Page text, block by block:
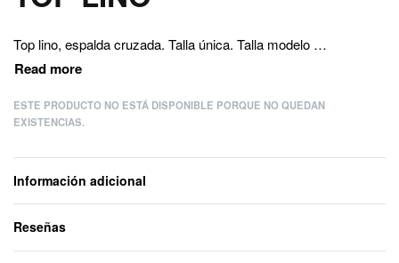
Top lino, espalda cruzada. Talla única. Talla modelo S-M.
ESTE PRODUCTO NO ESTÁ DISPONIBLE PORQUE NO QUEDAN
EXISTENCIAS.
Información adicional
Reseñas